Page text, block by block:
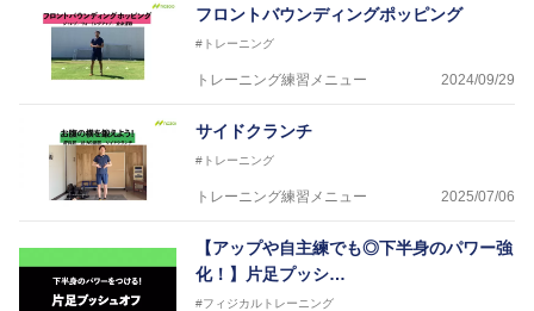
フロントバウンディングポッピング
#トレーニング
トレーニング練習メニュー 2024/09/29
サイドクランチ
#トレーニング
トレーニング練習メニュー 2025/07/06
【アップや自主練でも◎下半身のパワー強
化！】片足プッシ…
#フィジカルトレーニング